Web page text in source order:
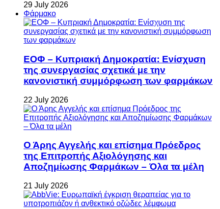
29 July 2026
Φάρμακο
ΕΟΦ – Κυπριακή Δημοκρατία: Ενίσχυση
της συνεργασίας σχετικά με την
κανονιστική συμμόρφωση των φαρμάκων
22 July 2026
Ο Άρης Αγγελής και επίσημα Πρόεδρος
της Επιτροπής Αξιολόγησης και
Αποζημίωσης Φαρμάκων – Όλα τα μέλη
21 July 2026